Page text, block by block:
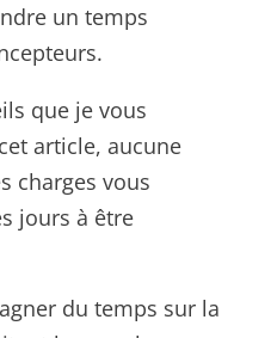
un temps
que je vous
article, aucune
charges vous
jours à être
du temps sur la